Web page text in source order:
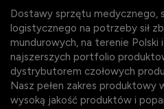
Dostawy sprzętu medycznego,
logistycznego na potrzeby sił
mundurowych, na terenie Polski
najszerszych portfolio
dystrybutorem czołowych
Nasz pełen zakres produktowy
wysoką jakość produktów i